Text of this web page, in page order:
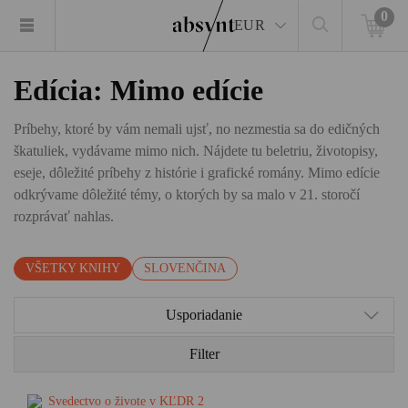
EUR
0
Edícia: Mimo edície
Príbehy, ktoré by vám nemali ujsť, no nezmestia sa do edičných
škatuliek, vydávame mimo nich. Nájdete tu beletriu, životopisy,
eseje, dôležité príbehy z histórie i grafické romány. Mimo edície
odkrývame dôležité témy, o ktorých by sa malo v 21. storočí
rozprávať nahlas.
VŠETKY KNIHY SLOVENČINA
Usporiadanie
Filter